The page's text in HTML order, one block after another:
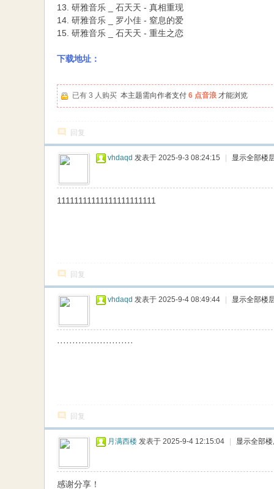
13. 研雅音乐 _ 石天天 - 真相重现
14. 研雅音乐 _ 罗小佳 - 窒息的爱
15. 研雅音乐 _ 石天天 - 重生之恋
下载地址：
已有 3 人购买 本主题需向作者支付 6 点音浪 才能浏览
回复
vhdaqd 发表于 2025-9-3 08:24:15 显示全部楼
11111111111111111111111
回复
vhdaqd 发表于 2025-9-4 08:49:44 显示全部楼
·························
回复
月满西楼 发表于 2025-9-4 12:15:04 显示全部
感谢分享！